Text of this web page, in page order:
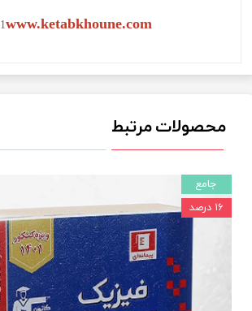
1www.ketabkhoune.com
محصولات مرتبط
جامع
۱۶ درصد